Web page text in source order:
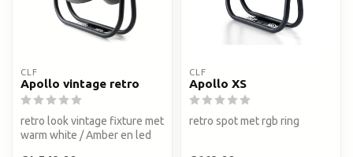
CLF
Apollo vintage retro
retro look vintage fixture met
warm white / Amber en led
CLF
Apollo XS
retro spot met rgb ring